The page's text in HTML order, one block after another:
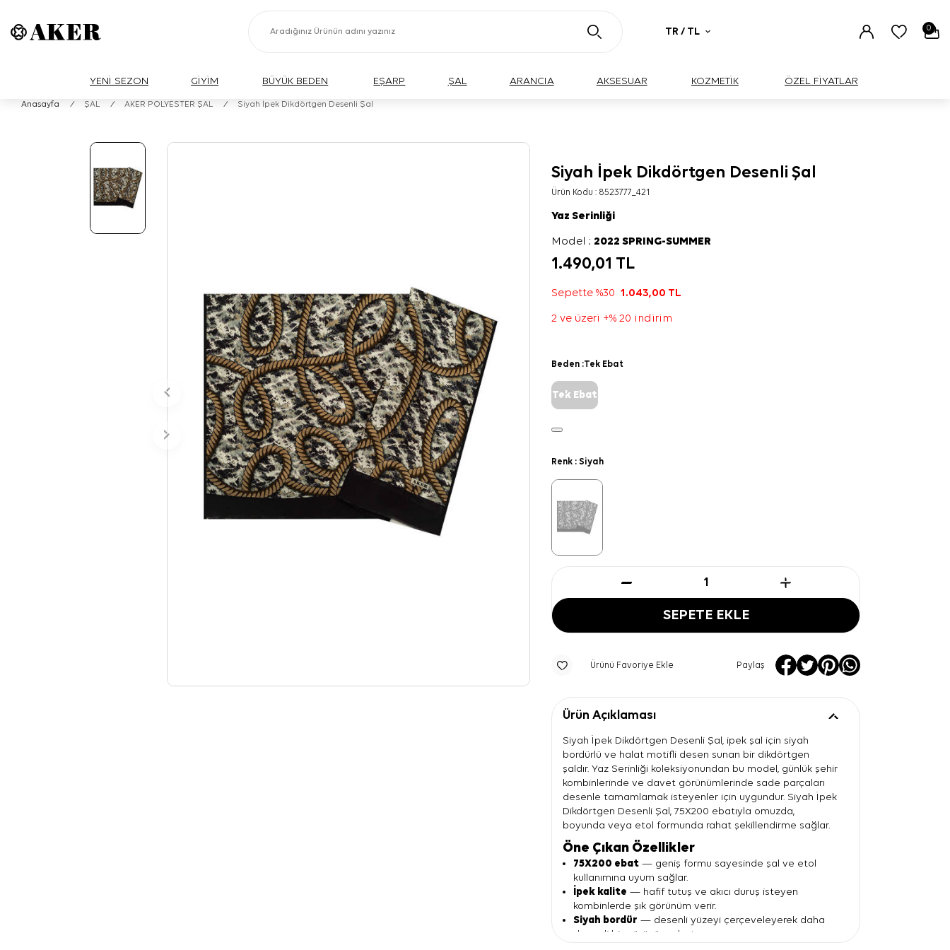
TR / TL 0
YENİ SEZON GİYİM BÜYÜK BEDEN EŞARP ŞAL ARANCIA AKSESUAR KOZMETİK ÖZEL FİYATLAR
Anasayfa / ŞAL / AKER POLYESTER ŞAL / Siyah İpek Dikdörtgen Desenli Şal
Siyah İpek Dikdörtgen Desenli Şal
Ürün Kodu : 8523777_421
Yaz Serinliği
Model :2022 SPRING-SUMMER
1.490,01 TL
Sepette %301.043,00 TL
2 ve üzeri +% 20 indirim
Beden :Tek Ebat
Tek Ebat
Renk :Siyah
SEPETE EKLE
Ürünü Favoriye Ekle Paylaş
Ürün Açıklaması
Siyah İpek Dikdörtgen Desenli Şal, ipek şal için siyah
bordürlü ve halat motifli desen sunan bir dikdörtgen
şaldır. Yaz Serinliği koleksiyonundan bu model, günlük şehir
kombinlerinde ve davet görünümlerinde sade parçaları
desenle tamamlamak isteyenler için uygundur. Siyah İpek
Dikdörtgen Desenli Şal, 75X200 ebatıyla omuzda,
boyunda veya etol formunda rahat şekillendirme sağlar.
Öne Çıkan Özellikler
75X200 ebat — geniş formu sayesinde şal ve etol
kullanımına uyum sağlar.
İpek kalite — hafif tutuş ve akıcı duruş isteyen
kombinlerde şık görünüm verir.
Siyah bordür — desenli yüzeyi çerçeveleyerek daha
dengeli bir görünüm oluşturur.